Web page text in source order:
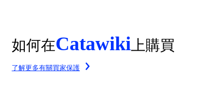
如何在Catawiki 上購買
了解更多有關買家保護